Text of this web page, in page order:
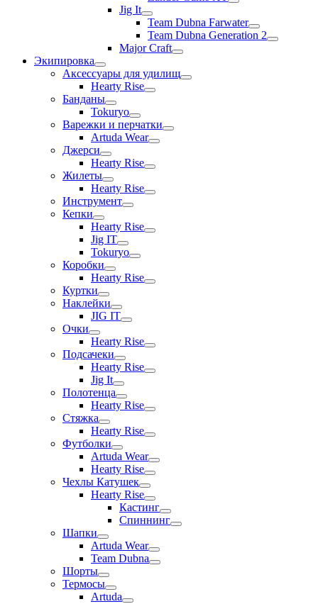
Jig It
Team Dubna Farwater
Team Dubna Generation 2
Major Craft
Экипировка
Аксессуары для удилищ
Hearty Rise
Банданы
Tokuryo
Варежки и перчатки
Artuda Wear
Джерси
Hearty Rise
Жилеты
Hearty Rise
Инструмент
Кепки
Hearty Rise
Jig IT
Tokuryo
Коробки
Hearty Rise
Куртки
Наклейки
JIG IT
Очки
Hearty Rise
Подсачеки
Hearty Rise
Jig It
Полотенца
Hearty Rise
Стяжка
Hearty Rise
Футболки
Artuda Wear
Hearty Rise
Чехлы Катушек
Hearty Rise
Кастинг
Спиннинг
Шапки
Artuda Wear
Team Dubna
Шорты
Термосы
Artuda